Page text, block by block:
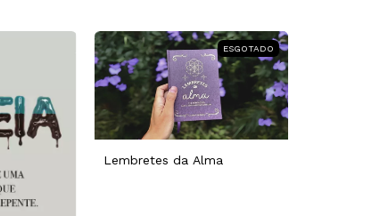
ESGOTADO
Lembretes da Alma